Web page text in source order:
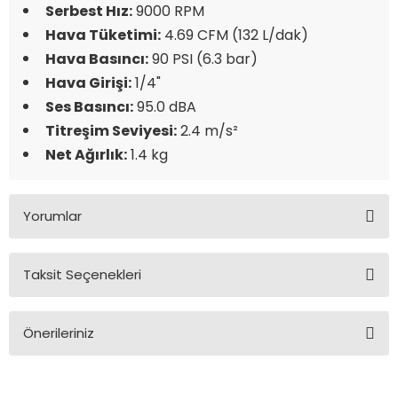
Serbest Hız:9000 RPM
Hava Tüketimi: 4.69 CFM (132 L/dak)
Hava Basıncı:90 PSI (6.3 bar)
Hava Girişi:1/4"
Ses Basıncı:95.0 dBA
Titreşim Seviyesi:2.4 m/s²
Net Ağırlık:1.4 kg
Yorumlar
Taksit Seçenekleri
Önerileriniz